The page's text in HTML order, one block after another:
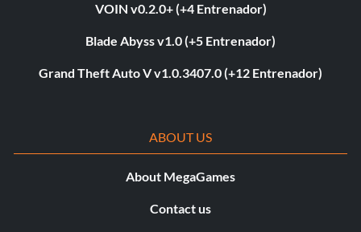
VOIN v0.2.0+ (+4 Entrenador)
Blade Abyss v1.0 (+5 Entrenador)
Grand Theft Auto V v1.0.3407.0 (+12 Entrenador)
ABOUT US
About MegaGames
Contact us